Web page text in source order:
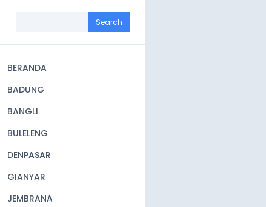
navigation
BERANDA
BADUNG
BANGLI
BULELENG
DENPASAR
GIANYAR
JEMBRANA